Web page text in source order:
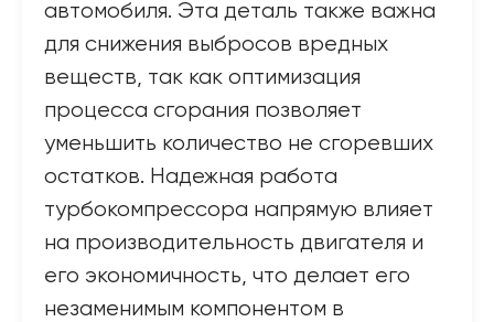
автомобиля. Эта деталь также важна
для снижения выбросов вредных
веществ, так как оптимизация
процесса сгорания позволяет
уменьшить количество не сгоревших
остатков. Надежная работа
турбокомпрессора напрямую влияет
на производительность двигателя и
его экономичность, что делает его
незаменимым компонентом в